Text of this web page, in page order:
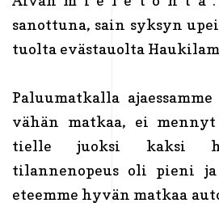
sanottuna, sain syksyn
tuolta evästauolta
Paluumatkalla
vähän matkaa, ei
tielle juoksi kaksi
tilannenopeus oli pieni
eteemme hyvän matkaa